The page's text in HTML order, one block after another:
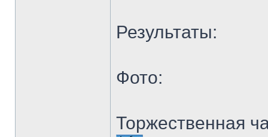
Результаты:
Фото:
Торжественная